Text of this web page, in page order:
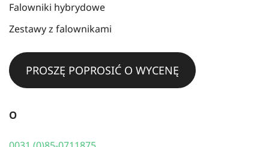
Falowniki hybrydowe
Zestawy z falownikami
PROSZĘ POPROSIĆ O WYCENĘ
O